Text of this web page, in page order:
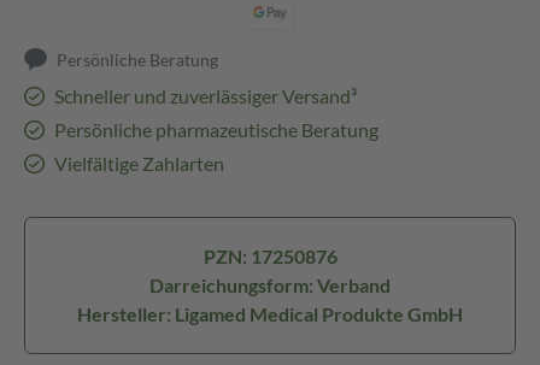
Persönliche Beratung
Schneller und zuverlässiger Versand³
Persönliche pharmazeutische Beratung
Vielfältige Zahlarten
PZN: 17250876
Darreichungsform: Verband
Hersteller: Ligamed Medical Produkte GmbH